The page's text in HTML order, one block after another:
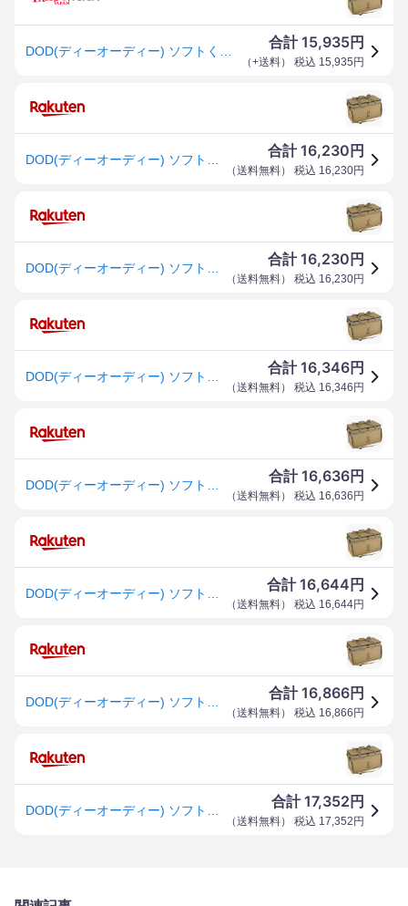
合計15,935円
（+送料） 税込 15,935 円
合計16,230 円
（送料無料） 税込 16,230円
合計16,230 円
（送料無料） 税込 16,230円
合計16,346円
（送料無料） 税込 16,346 円
合計16,636円
（送料無料） 税込 16,636 円
合計16,644 円
（送料無料） 税込 16,644円
合計16,866円
（送料無料） 税込 16,866 円
合計17,352 円
（送料無料） 税込 17,352 円